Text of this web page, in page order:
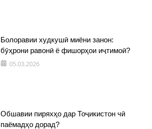
Болоравии худкушӣ миёни занон:
бӯҳрони равонӣ ё фишорҳои иҷтимоӣ?
05.03.2026
Обшавии пиряхҳо дар Тоҷикистон чӣ
паёмадҳо дорад?